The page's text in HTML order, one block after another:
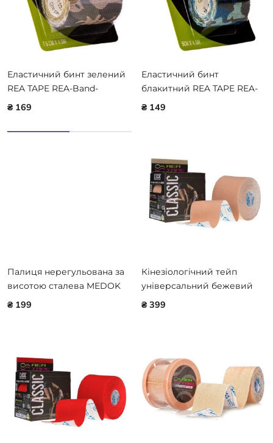
Еластичний бинт зелений
REA TAPE REA-Band-
camogr
₴ 169
Еластичний бинт
блакитний REA TAPE REA-
Band-camobl
₴ 149
Палиця нерегульована за
висотою сталева MEDOK
MED-01-007
₴ 199
Кінезіологічний тейп
універсальний бежевий
REA TAPE REA-Classic-bei
₴ 399